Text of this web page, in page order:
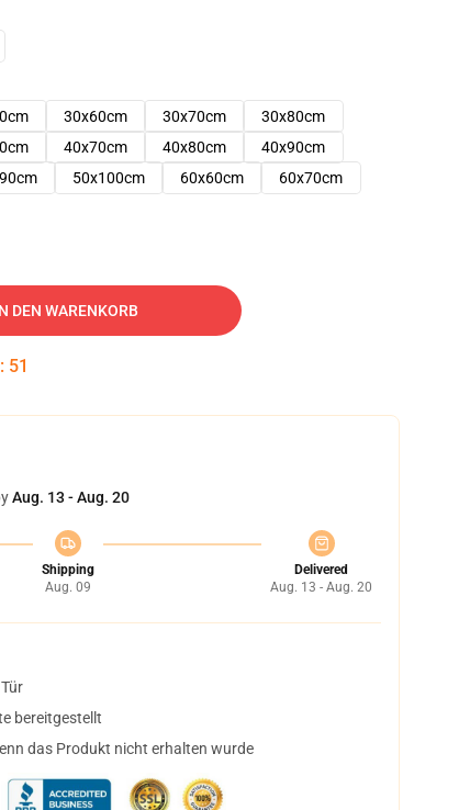
30x60cm 30x70cm
30x80cm
40x70cm 40x80cm
40x90cm
50x100cm 60x60cm
60x70cm
DEN WARENKORB
: 50
Aug. 13 - Aug. 20
Shipping
Aug. 09
Delivered
Aug. 13 - Aug. 20
bereitgestellt
das Produkt nicht erhalten wurde